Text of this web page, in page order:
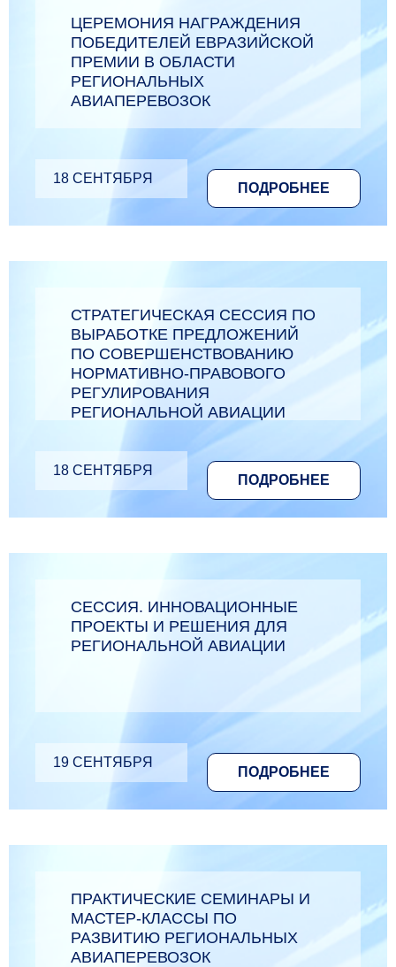
ЦЕРЕМОНИЯ НАГРАЖДЕНИЯ
ПОБЕДИТЕЛЕЙ ЕВРАЗИЙСКОЙ
ПРЕМИИ В ОБЛАСТИ
РЕГИОНАЛЬНЫХ
АВИАПЕРЕВОЗОК
18 СЕНТЯБРЯ
ПОДРОБНЕЕ
СТРАТЕГИЧЕСКАЯ СЕССИЯ ПО
ВЫРАБОТКЕ ПРЕДЛОЖЕНИЙ
ПО СОВЕРШЕНСТВОВАНИЮ
НОРМАТИВНО-ПРАВОВОГО
РЕГУЛИРОВАНИЯ
РЕГИОНАЛЬНОЙ АВИАЦИИ
18 СЕНТЯБРЯ
ПОДРОБНЕЕ
СЕССИЯ. ИННОВАЦИОННЫЕ
ПРОЕКТЫ И РЕШЕНИЯ ДЛЯ
РЕГИОНАЛЬНОЙ АВИАЦИИ
19 СЕНТЯБРЯ
ПОДРОБНЕЕ
ПРАКТИЧЕСКИЕ СЕМИНАРЫ И
МАСТЕР-КЛАССЫ ПО
РАЗВИТИЮ РЕГИОНАЛЬНЫХ
АВИАПЕРЕВОЗОК